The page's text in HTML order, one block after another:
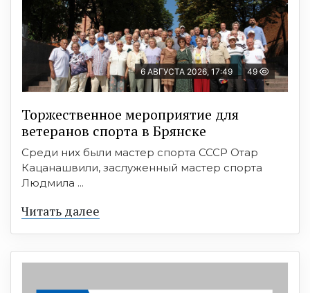
6 АВГУСТА 2026, 17:49 49
Торжественное мероприятие для
ветеранов спорта в Брянске
Среди них были мастер спорта СССР Отар
Кацанашвили, заслуженный мастер спорта
Людмила ...
Читать далее